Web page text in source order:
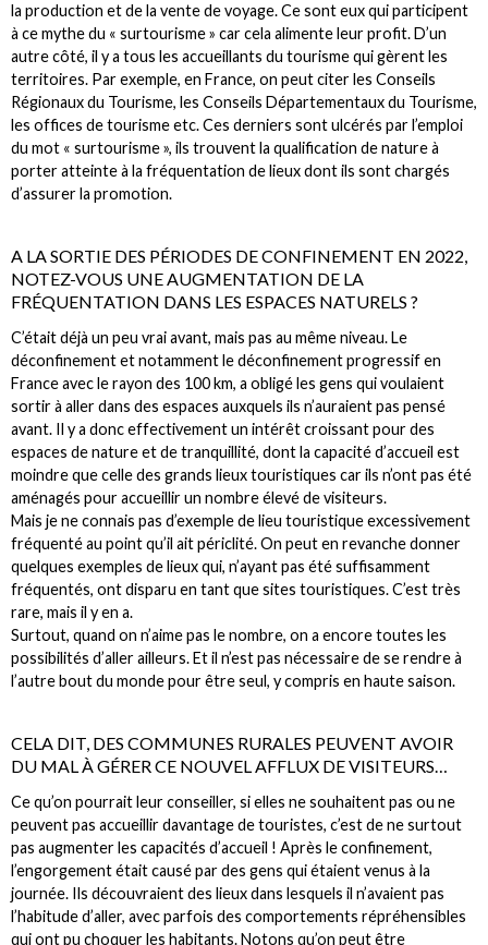
la production et de la vente de voyage. Ce sont eux qui participent
à ce mythe du « surtourisme » car cela alimente leur profit. D’un
autre côté, il y a tous les accueillants du tourisme qui gèrent les
territoires. Par exemple, en France, on peut citer les Conseils
Régionaux du Tourisme, les Conseils Départementaux du Tourisme,
les offices de tourisme etc. Ces derniers sont ulcérés par l’emploi
du mot « surtourisme », ils trouvent la qualification de nature à
porter atteinte à la fréquentation de lieux dont ils sont chargés
d’assurer la promotion.
A LA SORTIE DES PÉRIODES DE CONFINEMENT EN 2022,
NOTEZ-VOUS UNE AUGMENTATION DE LA
FRÉQUENTATION DANS LES ESPACES NATURELS ?
C’était déjà un peu vrai avant, mais pas au même niveau. Le
déconfinement et notamment le déconfinement progressif en
France avec le rayon des 100 km, a obligé les gens qui voulaient
sortir à aller dans des espaces auxquels ils n’auraient pas pensé
avant. Il y a donc effectivement un intérêt croissant pour des
espaces de nature et de tranquillité, dont la capacité d’accueil est
moindre que celle des grands lieux touristiques car ils n’ont pas été
aménagés pour accueillir un nombre élevé de visiteurs.
Mais je ne connais pas d’exemple de lieu touristique excessivement
fréquenté au point qu’il ait périclité. On peut en revanche donner
quelques exemples de lieux qui, n’ayant pas été suffisamment
fréquentés, ont disparu en tant que sites touristiques. C’est très
rare, mais il y en a.
Surtout, quand on n’aime pas le nombre, on a encore toutes les
possibilités d’aller ailleurs. Et il n’est pas nécessaire de se rendre à
l’autre bout du monde pour être seul, y compris en haute saison.
CELA DIT, DES COMMUNES RURALES PEUVENT AVOIR
DU MAL À GÉRER CE NOUVEL AFFLUX DE VISITEURS…
Ce qu’on pourrait leur conseiller, si elles ne souhaitent pas ou ne
peuvent pas accueillir davantage de touristes, c’est de ne surtout
pas augmenter les capacités d’accueil ! Après le confinement,
l’engorgement était causé par des gens qui étaient venus à la
journée. Ils découvraient des lieux dans lesquels il n’avaient pas
l’habitude d’aller, avec parfois des comportements répréhensibles
qui ont pu choquer les habitants. Notons qu’on peut être